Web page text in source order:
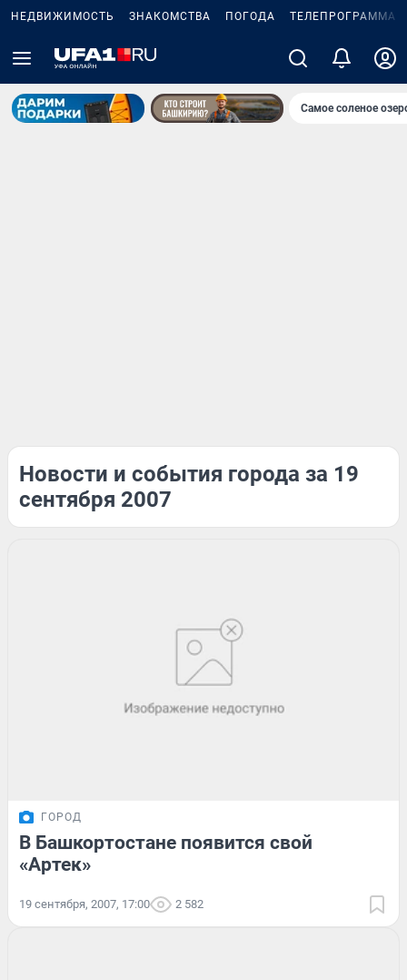
НЕДВИЖИМОСТЬ ЗНАКОМСТВА ПОГОДА ТЕЛЕПРОГРАММА
Самое соленое
Новости и события города за 19
сентября 2007
ГОРОД
В Башкортостане появится свой
«Артек»
19 сентября, 2007, 17:00 2 582